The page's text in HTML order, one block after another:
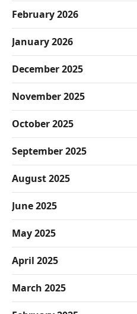
February 2026
January 2026
December 2025
November 2025
October 2025
September 2025
August 2025
June 2025
May 2025
April 2025
March 2025